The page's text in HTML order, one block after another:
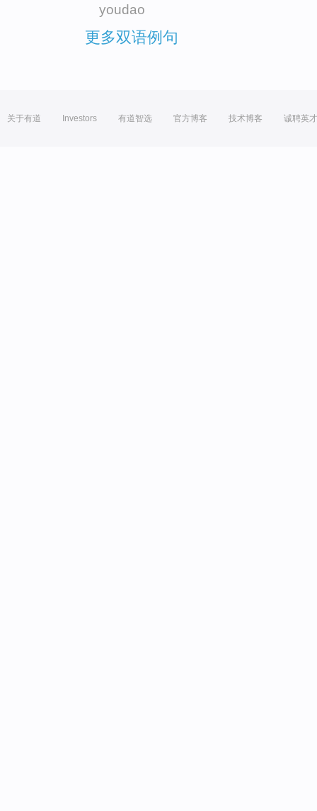
youdao
更多双语例句
关于有道 Investors 有道智选 官方博客 技术博客 诚聘英才